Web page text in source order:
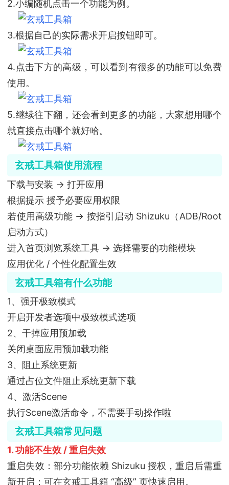
2.小编随机点击一个功能为例。
3.根据自己的实际需求开启按钮即可。
4.点击下方的高级，可以看到有很多的功能可以免费
使用。
5.继续往下翻，还会看到更多的功能，大家想用哪个
就直接点击哪个就好哈。
玄戒工具箱使用流程
下载与安装 → 打开应用
根据提示 授予必要应用权限
若使用高级功能 → 按指引启动 Shizuku（ADB/Root
启动方式）
进入首页浏览系统工具 → 选择需要的功能模块
应用优化 / 个性化配置生效
玄戒工具箱有什么功能
1、强开极致模式
开启开发者选项中极致模式选项
2、干掉应用预加载
关闭桌面应用预加载功能
3、阻止系统更新
通过占位文件阻止系统更新下载
4、激活Scene
执行Scene激活命令，不需要手动操作啦
玄戒工具箱常见问题
1. 功能不生效 / 重启失效
重启失效：部分功能依赖 Shizuku 授权，重启后需重
新开启；可在玄戒工具箱 “高级” 页快速启用。